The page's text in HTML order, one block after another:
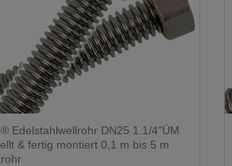
Edelstahlwellrohr DN25 1.1/4"ÜM
& fertig montiert 0,1 m bis 5 m